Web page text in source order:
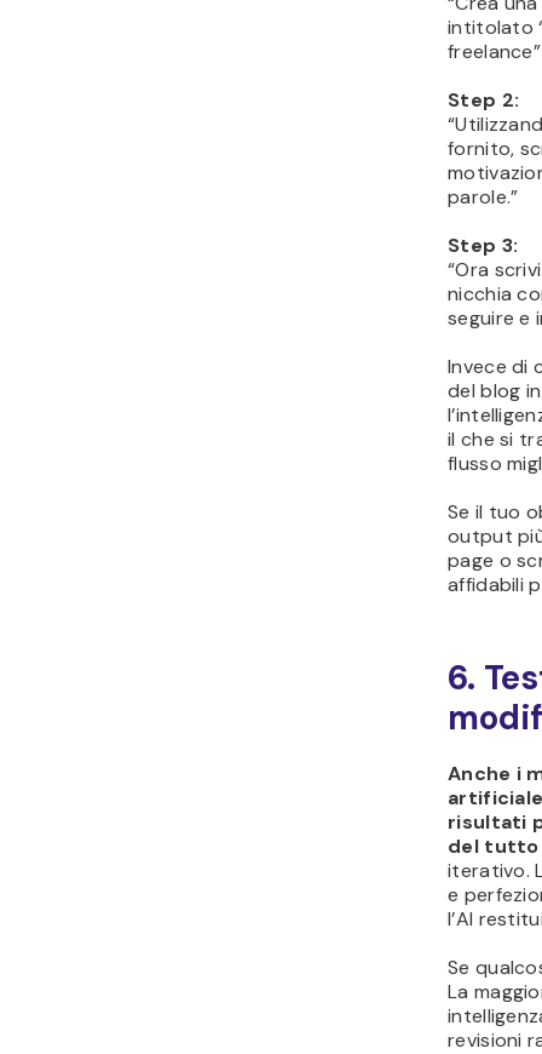
intitolato
Step 2:
fornito,
parole.”
Step 3:
“Ora
nicchia
seguire e
Invece di
del blog
il che si
flusso
Se il tuo
output
page o
affidabili
6.
Anche i
risultati
del tutto
iterativo.
e
l’AI
Se
La
revisioni